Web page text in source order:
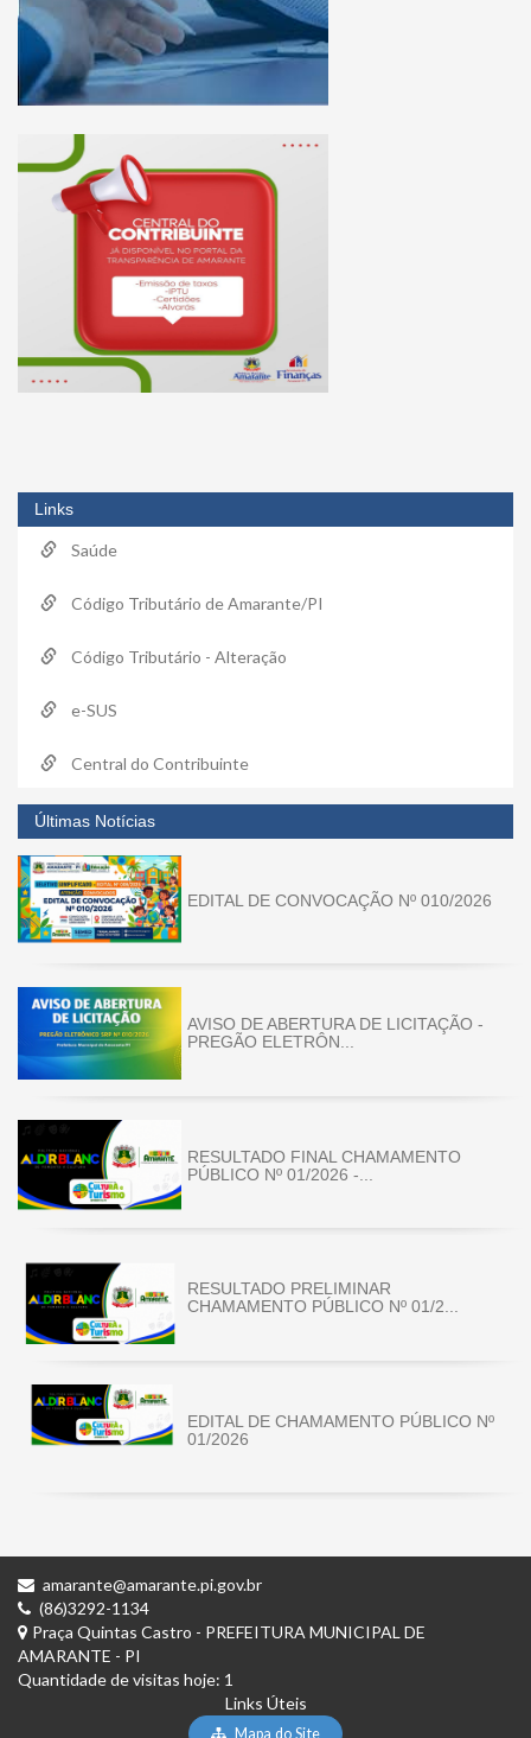
Links
Saúde
Código Tributário de Amarante/PI
Código Tributário - Alteração
e-SUS
Central do Contribuinte
Últimas Notícias
EDITAL DE CONVOCAÇÃO Nº 010/2026
AVISO DE ABERTURA DE LICITAÇÃO -
PREGÃO ELETRÔN...
RESULTADO FINAL CHAMAMENTO
PÚBLICO Nº 01/2026 -...
RESULTADO PRELIMINAR
CHAMAMENTO PÚBLICO Nº 01/2...
EDITAL DE CHAMAMENTO PÚBLICO Nº
01/2026
amarante@amarante.pi.gov.br
(86)3292-1134
Praça Quintas Castro - PREFEITURA MUNICIPAL DE
AMARANTE - PI
Quantidade de visitas hoje: 1
Links Úteis
Mapa do Site